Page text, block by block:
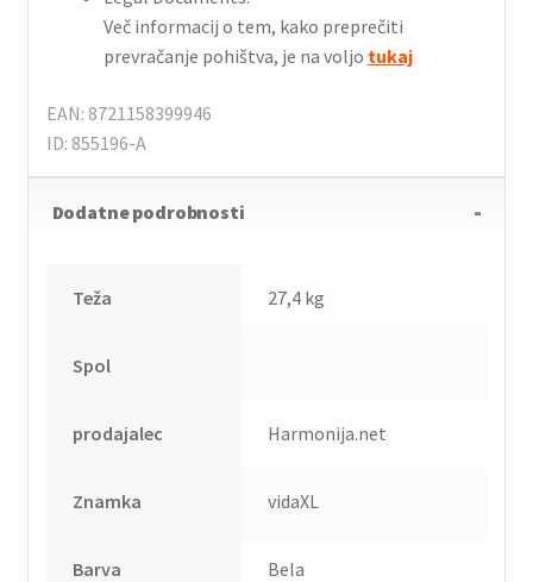
Več informacij o tem, kako preprečiti
prevračanje pohištva, je na voljo tukaj
EAN: 8721158399946
ID: 855196-A
Dodatne podrobnosti
Teža 27,4 kg
Spol
prodajalec Harmonija.net
Znamka vidaXL
Barva Bela